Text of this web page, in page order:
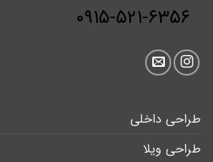
۰۹۱۵-۵۲۱-۶۳۵۶
طراحی داخلی
طراحی ویلا